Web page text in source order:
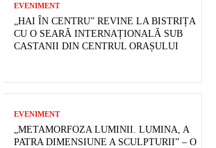
EVENIMENT
„HAI ÎN CENTRU” REVINE LA BISTRIȚA
CU O SEARĂ INTERNAȚIONALĂ SUB
CASTANII DIN CENTRUL ORAȘULUI
EVENIMENT
„METAMORFOZA LUMINII. LUMINA, A
PATRA DIMENSIUNE A SCULPTURII” – O